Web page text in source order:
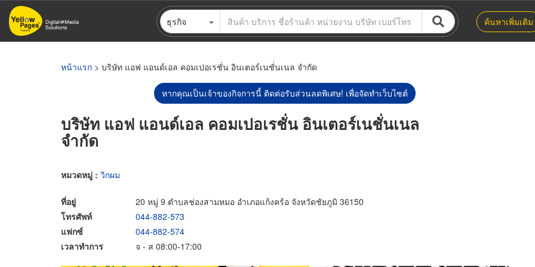
ข้าม
ไป
ธุรกิจ ค้นหาเพิ่มเติม
หน้าแรก > บริษัท แอฟ แอนด์เอล คอมเปอเรชั่น อินเตอร์เนชั่นเนล จำกัด
หากคุณเป็นเจ้าของกิจการนี้ ติดต่อรับส่วนลดพิเศษ! เพื่อจัดทำเว็บไซต์
บริษัท แอฟ แอนด์เอล คอมเปอเรชั่น อินเตอร์เนชั่นเนล
จำกัด
หมวดหมู่ : วิกผม
ที่อยู่
20 หมู่ 9 ตำบลช่องสามหมอ อำเภอแก้งคร้อ จังหวัดชัยภูมิ 36150
โทรศัพท์
044-882-573
แฟกซ์
044-882-574
เวลาทำการ
จ - ส 08:00-17:00